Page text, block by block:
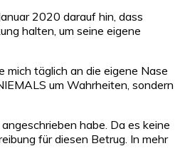
2020 darauf hin, dass
halten, um seine eigene
mich täglich an die eigene Nase
um Wahrheiten, sondern
habe. Da es keine
für diesen Betrug. In mehr